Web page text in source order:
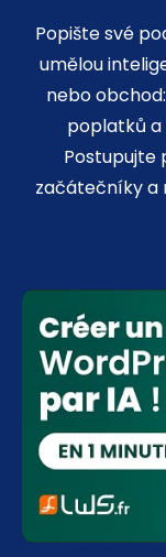
Popište své
umělou
nebo
poplatků a
Postupujte
začátečníky a